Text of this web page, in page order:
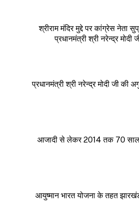
श्रीराम मंदिर मुद्दे पर कांग्रेस
प्रधानमंत्री श्री नरेन्द्र
प्रधानमंत्री श्री नरेन्द्र मोदी जी
आजादी से लेकर 2014 तक 70 साल
आयुष्मान भारत योजना के तहत